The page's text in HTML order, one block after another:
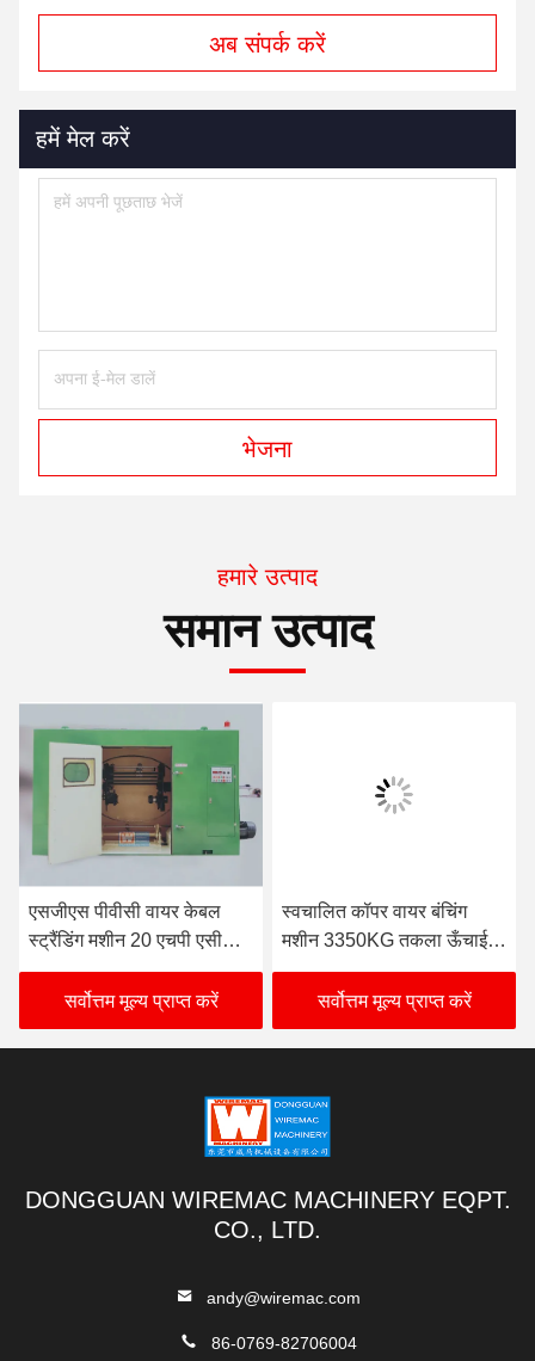
अब संपर्क करें
हमें मेल करें
भेजना
हमारे उत्पाद
समान उत्पाद
एसजीएस पीवीसी वायर केबल
स्ट्रैंडिंग मशीन 20 एचपी एसी
मैनुअल रील लिफ्ट
सर्वोत्तम मूल्य प्राप्त करें
स्वचालित कॉपर वायर बंचिंग
मशीन 3350KG तकला ऊँचाई
850mm
सर्वोत्तम मूल्य प्राप्त करें
DONGGUAN WIREMAC MACHINERY EQPT.
CO., LTD.
andy@wiremac.com
86-0769-82706004